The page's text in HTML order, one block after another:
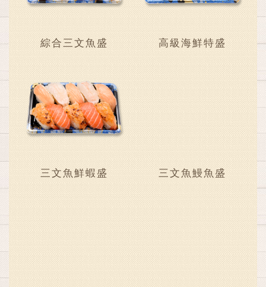
綜合三文魚盛 高級海鮮特盛
三文魚鮮蝦盛 三文魚鰻魚盛